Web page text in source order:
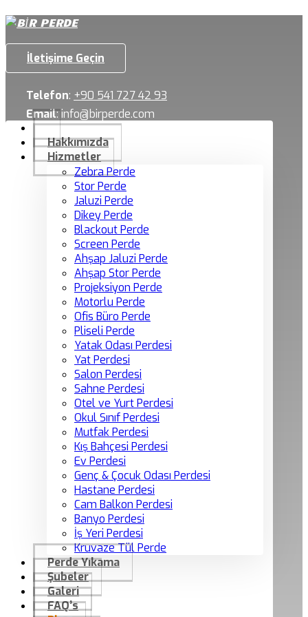
İletişime Geçin
Telefon: +90 541 727 42 93
Email:info@birperde.com
Hakkımızda
Hizmetler
Zebra Perde
Stor Perde
Jaluzi Perde
Dikey Perde
Blackout Perde
Screen Perde
Ahşap Jaluzi Perde
Ahşap Stor Perde
Projeksiyon Perde
Motorlu Perde
Ofis Büro Perde
Pliseli Perde
Yatak Odası Perdesi
Yat Perdesi
Salon Perdesi
Sahne Perdesi
Otel ve Yurt Perdesi
Okul Sınıf Perdesi
Mutfak Perdesi
Kış Bahçesi Perdesi
Ev Perdesi
Genç & Çocuk Odası Perdesi
Hastane Perdesi
Cam Balkon Perdesi
Banyo Perdesi
İş Yeri Perdesi
Kruvaze Tül Perde
Perde Yıkama
Şubeler
Galeri
FAQ’s